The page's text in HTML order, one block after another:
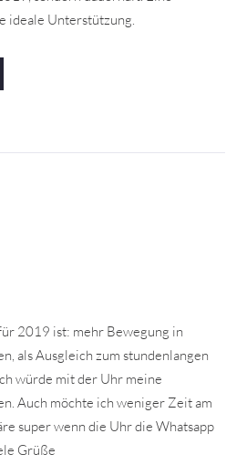
ideale Unterstützung.
2019 ist: mehr Bewegung in
als Ausgleich zum stundenlangen
würde mit der Uhr meine
Auch möchte ich weniger Zeit am
super wenn die Uhr die Whatsapp
Grüße